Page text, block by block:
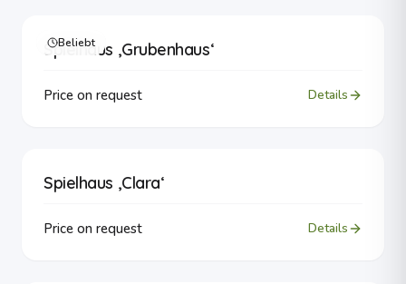
Beliebt
Spielhaus ‚Grubenhaus‘
Price on request Details
Spielhaus ‚Clara‘
Price on request Details